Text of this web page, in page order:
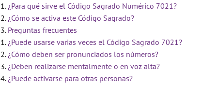
¿Para qué sirve el Código Sagrado Numérico 7021?
¿Cómo se activa este Código Sagrado?
Preguntas frecuentes
¿Puede usarse varias veces el Código Sagrado 7021?
¿Cómo deben ser pronunciados los números?
¿Deben realizarse mentalmente o en voz alta?
¿Puede activarse para otras personas?